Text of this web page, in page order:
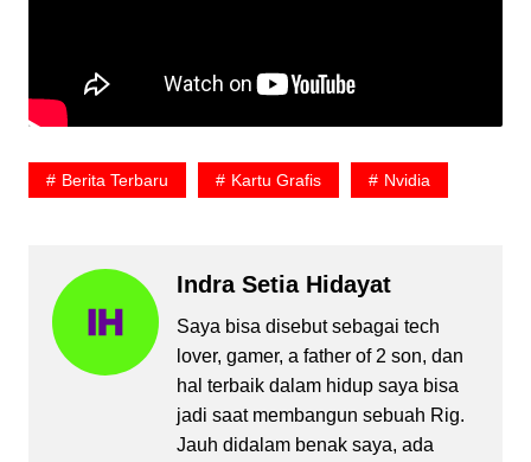
Berita Terbaru Kartu Grafis Nvidia
Indra Setia Hidayat
Saya bisa disebut sebagai tech
lover, gamer, a father of 2 son, dan
hal terbaik dalam hidup saya bisa
jadi saat membangun sebuah Rig.
Jauh didalam benak saya, ada